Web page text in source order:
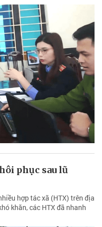
phục sau lũ
hợp tác xã (HTX) trên địa
khăn, các HTX đã nhanh